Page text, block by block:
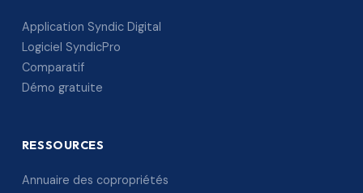
Application Syndic Digital
Logiciel SyndicPro
Comparatif
Démo gratuite
RESSOURCES
Annuaire des copropriétés